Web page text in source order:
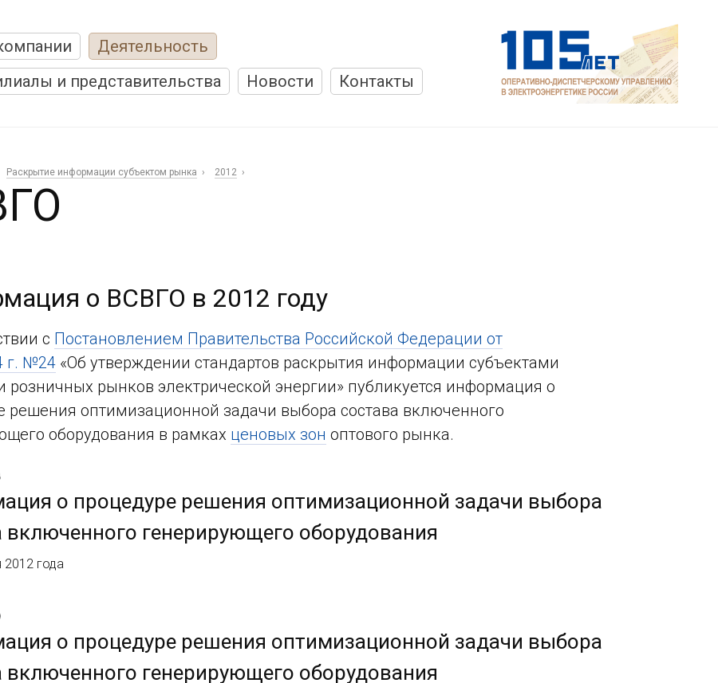
Деятельность
и представительства
Новости Контакты
Раскрытие информации субъектом рынка 2012
о ВСВГО в 2012 году
с Постановлением Правительства Российской Федерации от
г. №24 «Об утверждении стандартов раскрытия информации субъектами
розничных рынков электрической энергии» публикуется информация о
решения оптимизационной задачи выбора состава включенного
оборудования в рамках ценовых зон оптового рынка.
о процедуре решения оптимизационной задачи выбора
включенного генерирующего оборудования
2012 года
о процедуре решения оптимизационной задачи выбора
включенного генерирующего оборудования